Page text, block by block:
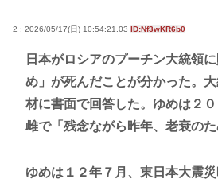
2 : 2026/05/17(日) 10:54:21.03 ID:Nf3wKR6b0
日本がロシアのプーチン大統領
め」が死んだことが分かった。
材に書面で回答した。ゆめは２
雌で「残念ながら昨年、老衰のた
ゆめは１２年７月、東日本大震